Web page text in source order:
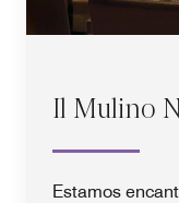
Il Mulino
Estamos